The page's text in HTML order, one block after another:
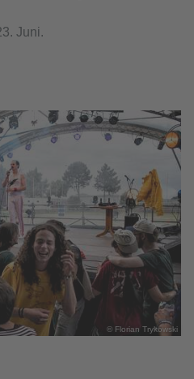
Juni.
© Florian Trykowski